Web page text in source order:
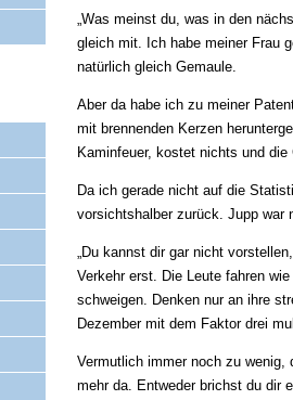
„Was meinst du, was in den
gleich mit. Ich habe meiner Frau
natürlich gleich Gemaule.
Aber da habe ich zu meiner
mit brennenden Kerzen
Kamin­feuer, kostet nichts und die
Da ich gerade nicht auf die
vorsichtshalber zurück. Jupp war
„Du kannst dir gar nicht
Verkehr erst. Die Leute fahren
schweigen. Denken nur an ihre
Dezember mit dem Faktor drei
Vermutlich immer noch zu
mehr da. Entweder brichst du dir